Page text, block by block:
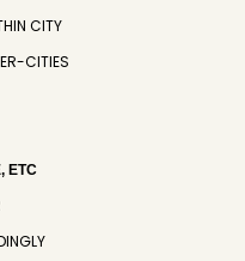
CITY
CITIES
ETC